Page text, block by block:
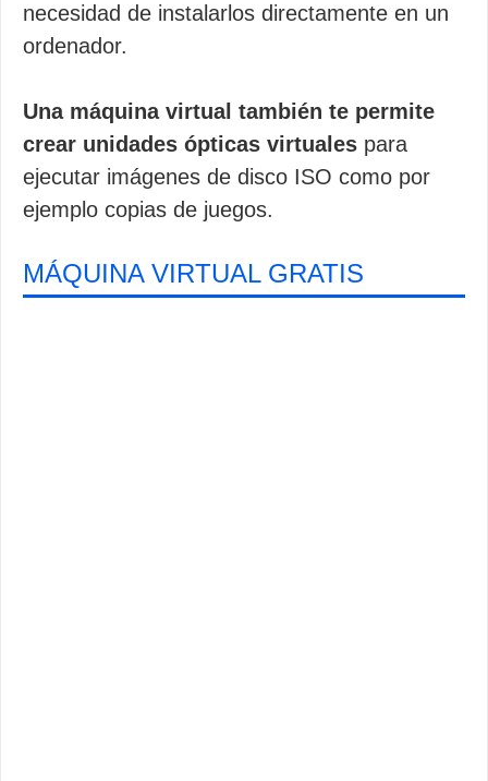
necesidad de instalarlos directamente en un
ordenador.
Una máquina virtual también te permite
crear unidades ópticas virtuales para
ejecutar imágenes de disco ISO como por
ejemplo copias de juegos.
MÁQUINA VIRTUAL GRATIS